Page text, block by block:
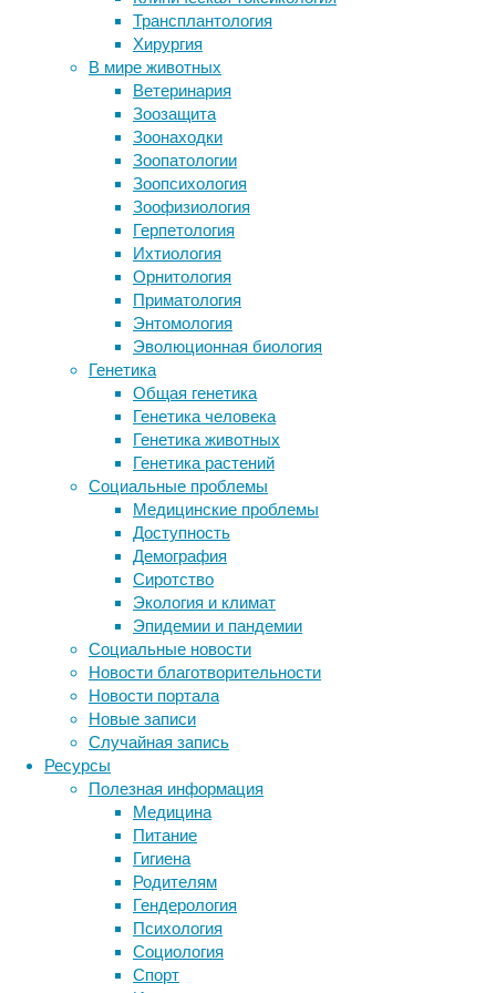
Трансплантология
Хирургия
В мире животных
Ветеринария
Зоозащита
Зоонаходки
Зоопатологии
Зоопсихология
Зоофизиология
Герпетология
Ихтиология
Орнитология
Приматология
Энтомология
Эволюционная биология
Генетика
Общая генетика
Генетика человека
Генетика животных
Генетика растений
Социальные проблемы
Медицинские проблемы
Доступность
Демография
Сиротство
Экология и климат
Эпидемии и пандемии
Социальные новости
Новости благотворительности
Новости портала
Новые записи
Случайная запись
Ресурсы
Полезная информация
Медицина
Питание
Гигиена
Родителям
Гендерология
Психология
Социология
Спорт
исследователей
обнаружила
новый
вид
землетрясений.
Они
«медленные»
продолжаются
дольше,
чем
обычные.
вызывает
их
гидроразрыв
пласта
—
метод,
используемый
в
нефтедобыче.
Надо
сказать,
ученые
уже
знали
о
существовании
так
называемых
асейсмических
землетрясений.
Они
были
спрогнозированы
численными
моделями
ученым галактики
Странная наука – 2024
Гуамские альционы вернулись в
природу спустя 36 лет
Европейцы претерпели генетическую
эволюцию за последние
тысячелетия
Иммунитет определяет болезнь на
глаз
Следите за новостями